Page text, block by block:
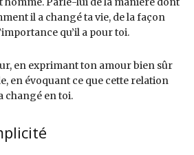
il a changé ta vie, de la façon
qu’il a pour toi.
en exprimant ton amour bien sûr
en évoquant ce que cette relation
changé en toi.